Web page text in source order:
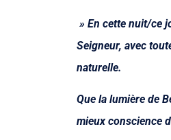
» En cette nuit/ce
Seigneur, avec
naturelle.
Que la lumière de
mieux conscience